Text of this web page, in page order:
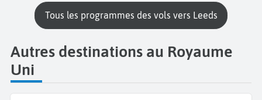
Tous les programmes des vols vers Leeds
Autres destinations au Royaume
Uni